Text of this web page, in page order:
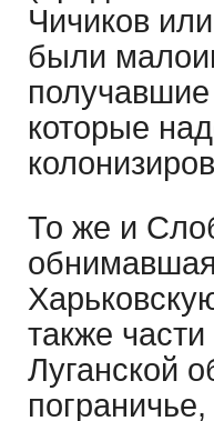
Чичиков
были
которые
То же и
также
Луганской